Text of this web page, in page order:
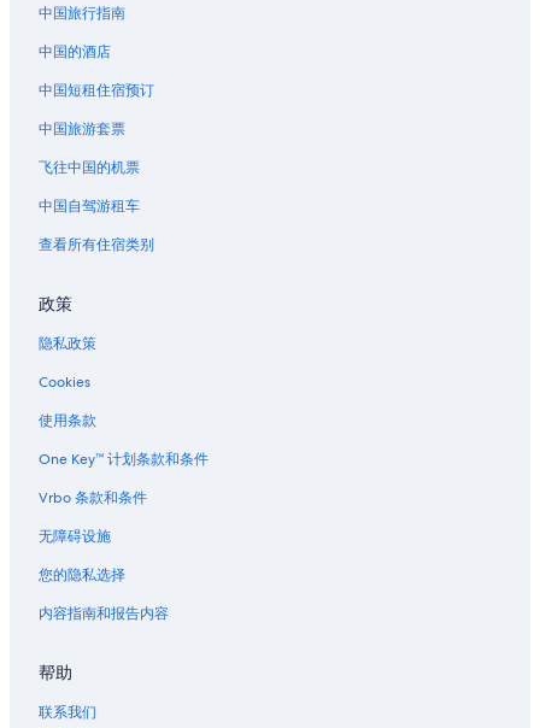
中国旅行指南
中国的酒店
中国短租住宿预订
中国旅游套票
飞往中国的机票
中国自驾游租车
查看所有住宿类别
政策
隐私政策
Cookies
使用条款
One Key™ 计划条款和条件
Vrbo 条款和条件
无障碍设施
您的隐私选择
内容指南和报告内容
帮助
联系我们